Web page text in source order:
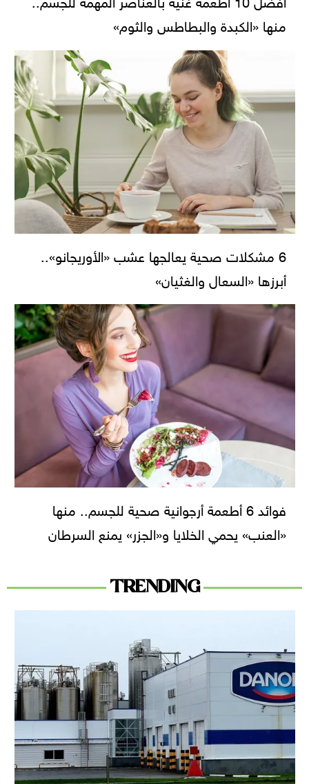
منها «الكبدة والبطاطس والثوم»
6 مشكلات صحية يعالجها عشب «الأوريجانو»..
أبرزها «السعال والغثيان»
فوائد 6 أطعمة أرجوانية صحية للجسم.. منها
«العنب» يحمي الخلايا و«الجزر» يمنع السرطان
TRENDING